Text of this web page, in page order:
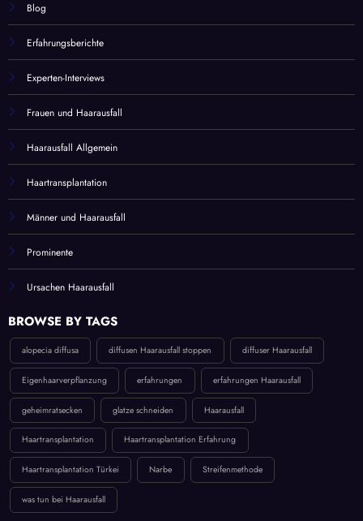
Blog
Erfahrungsberichte
Experten-Interviews
Frauen und Haarausfall
Haarausfall Allgemein
Haartransplantation
Männer und Haarausfall
Prominente
Ursachen Haarausfall
BROWSE BY TAGS
alopecia diffusa diffusen Haarausfall stoppen diffuser Haarausfall
Eigenhaarverpflanzung erfahrungen erfahrungen Haarausfall
geheimratsecken glatze schneiden Haarausfall
Haartransplantation Haartransplantation Erfahrung
Haartransplantation Türkei Narbe Streifenmethode
was tun bei Haarausfall